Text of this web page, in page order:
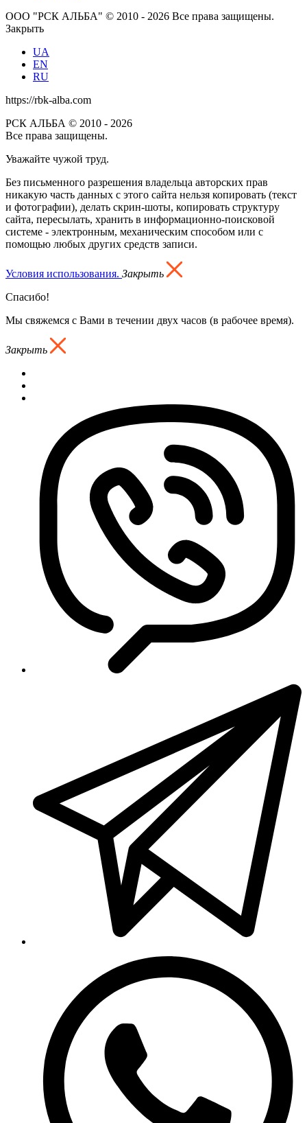
ООО "РСК АЛЬБА" © 2010 - 2026 Все права защищены.
Закрыть
UA
EN
RU
https://rbk-alba.com
РСК АЛЬБА © 2010 - 2026
Все права защищены.
Уважайте чужой труд.
Без письменного разрешения владельца авторских прав
никакую часть данных с этого сайта нельзя копировать (текст
и фотографии), делать скрин-шоты, копировать структуру
сайта, пересылать, хранить в информационно-поисковой
системе - электронным, механическим способом или с
помощью любых других средств записи.
Условия использования. Закрыть
Спасибо!
Мы свяжемся с Вами в течении двух часов (в рабочее время).
Закрыть